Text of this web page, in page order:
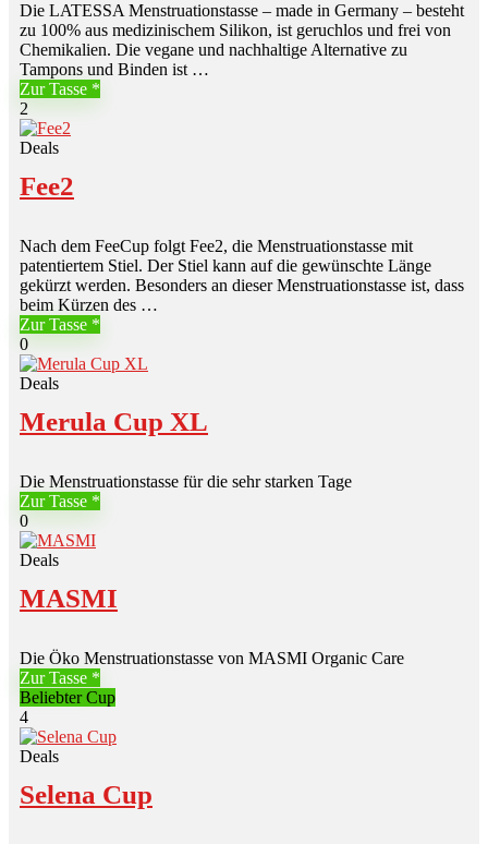
Die LATESSA Menstruationstasse – made in Germany – besteht
zu 100% aus medizinischem Silikon, ist geruchlos und frei von
Chemikalien. Die vegane und nachhaltige Alternative zu
Tampons und Binden ist …
Zur Tasse
2
Deals
Fee2
Nach dem FeeCup folgt Fee2, die Menstruationstasse mit
patentiertem Stiel. Der Stiel kann auf die gewünschte Länge
gekürzt werden. Besonders an dieser Menstruationstasse ist, dass
beim Kürzen des …
Zur Tasse
0
Deals
Merula Cup XL
Die Menstruationstasse für die sehr starken Tage
Zur Tasse
0
Deals
MASMI
Die Öko Menstruationstasse von MASMI Organic Care
Zur Tasse
Beliebter Cup
4
Deals
Selena Cup